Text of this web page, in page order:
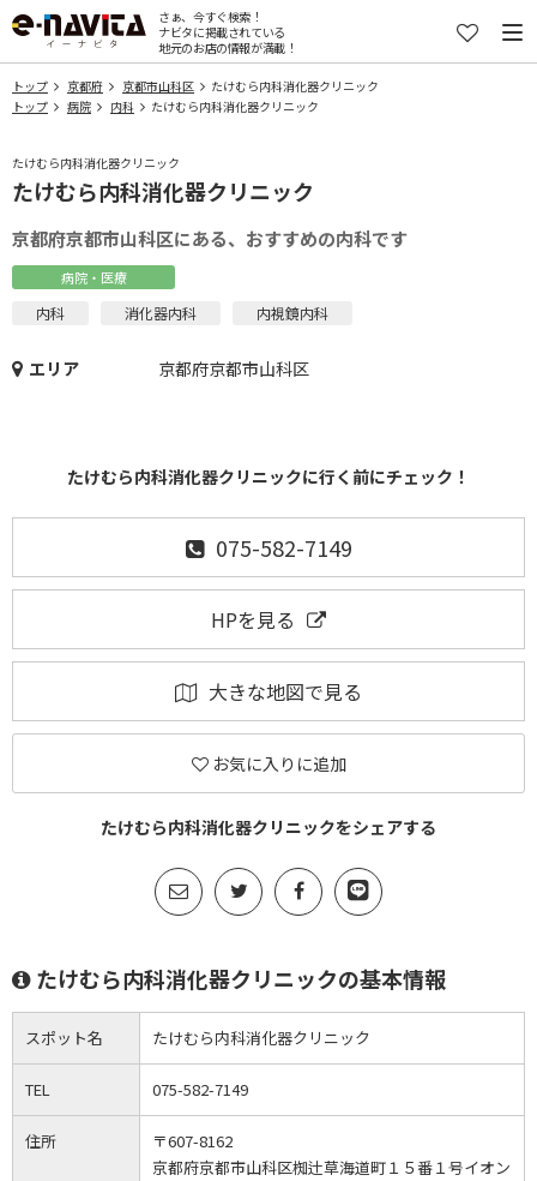
さぁ、今すぐ検索！
ナビタに掲載されている
地元のお店の情報が満載！
トップ 京都府 京都市山科区
たけむら内科消化器クリニック
トップ
病院 内科 たけむら内科消化器クリニック
たけむら内科消化器クリニック
たけむら内科消化器クリニック
京都府京都市山科区にある、おすすめの内科です
病院・医療
内科 消化器内科 内視鏡内科
エリア 京都府京都市山科区
たけむら内科消化器クリニックに行く前にチェック！
075-582-7149
HPを見る
大きな地図で見る
お気に入りに追加
たけむら内科消化器クリニックをシェアする
たけむら内科消化器クリニックの基本情報
スポット名 たけむら内科消化器クリニック
TEL 075-582-7149
住所
〒607-8162
京都府京都市山科区椥辻草海道町１５番１号イオン